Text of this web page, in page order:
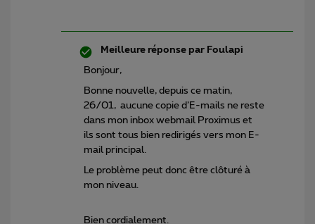
Meilleure réponse par Foulapi
Bonjour,
Bonne nouvelle, depuis ce matin,
26/01, aucune copie d’E-mails ne reste
dans mon inbox webmail Proximus et
ils sont tous bien redirigés vers mon E-
mail principal.
Le problème peut donc être clôturé à
mon niveau.
Bien cordialement.